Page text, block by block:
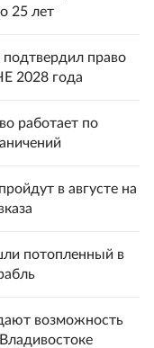
25 лет
подтвердил право
2028 года
работает по
в августе на
потопленный в
возможность